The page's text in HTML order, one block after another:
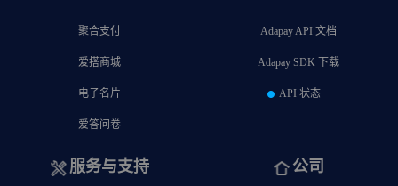
聚合支付
爱搭商城
电子名片
爱答问卷
Adapay API 文档
Adapay SDK 下载
API 状态
服务与支持 公司